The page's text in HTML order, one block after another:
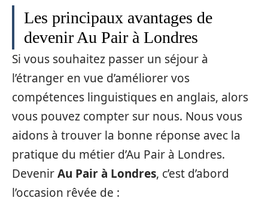
Les principaux avantages de
devenir Au Pair à Londres
Si vous souhaitez passer un séjour à
l’étranger en vue d’améliorer vos
compétences linguistiques en anglais, alors
vous pouvez compter sur nous. Nous vous
aidons à trouver la bonne réponse avec la
pratique du métier d’Au Pair à Londres.
DevenirAu Pair à Londres, c’est d’abord
l’occasion rêvée de :